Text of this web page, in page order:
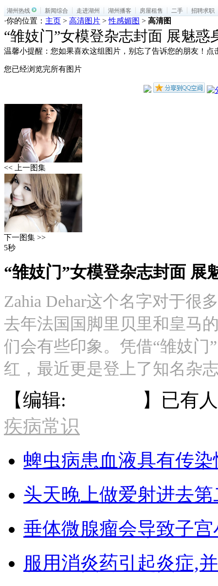
湖州热线 新闻综合 走进湖州 湖州播客 房屋租售 二手 招聘求职
·你的位置： 主页 > 高清图片 >性感媚图 > 高清图
“雏妓门”女模登杂志封面 展魅惑
温馨小提醒：您如果喜欢这组图片，别忘了告诉您的朋友！点
您已经浏览完所有图片
<< 上一图集
下一图集 >>
5秒
“雏妓门”女模登杂志封面 展
Zahia Dehar这个名字对于很
去年法国国脚里贝里和皇马
们会有些印象。凭借“雏妓
红，最近更是登上了知名杂
【编辑: 】已有
疾病常识
蜱虫病患血液具有传染
头天晚上做爱射进去
垂体微腺瘤会导致子
服用消炎药引起炎症,